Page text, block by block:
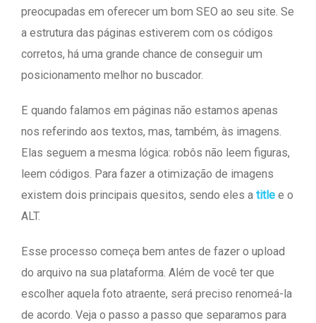
preocupadas em oferecer um bom SEO ao seu site. Se
a estrutura das páginas estiverem com os códigos
corretos, há uma grande chance de conseguir um
posicionamento melhor no buscador.
E quando falamos em páginas não estamos apenas
nos referindo aos textos, mas, também, às imagens.
Elas seguem a mesma lógica: robôs não leem figuras,
leem códigos. Para fazer a otimização de imagens
existem dois principais quesitos, sendo eles a title e o
ALT.
Esse processo começa bem antes de fazer o upload
do arquivo na sua plataforma. Além de você ter que
escolher aquela foto atraente, será preciso renomeá-la
de acordo. Veja o passo a passo que separamos para